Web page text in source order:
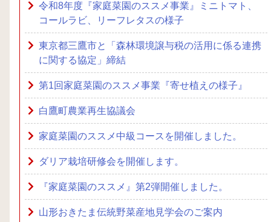
令和8年度『家庭菜園のススメ事業』ミニトマト、
コールラビ、リーフレタスの様子
東京都三鷹市と「森林環境譲与税の活用に係る連携
に関する協定」締結
第1回家庭菜園のススメ事業『寄せ植えの様子』
白鷹町農業再生協議会
家庭菜園のススメ中級コースを開催しました。
ダリア栽培研修会を開催します。
『家庭菜園のススメ』第2弾開催しました。
山形おきたま伝統野菜産地見学会のご案内